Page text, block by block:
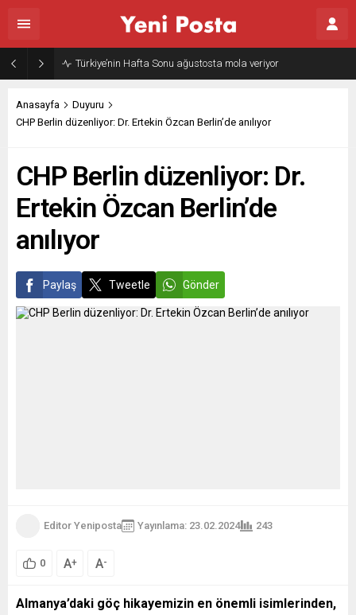
Türkiye’nin Hafta Sonu ağustosta mola veriyor
Anasayfa
Duyuru
CHP Berlin düzenliyor: Dr. Ertekin Özcan Berlin’de anılıyor
CHP Berlin düzenliyor: Dr.
Ertekin Özcan Berlin’de
anılıyor
Paylaş Tweetle Gönder
Editor Yeniposta Yayınlama: 23.02.2024 243
0 A+ A-
Almanya’daki göç hikayemizin en önemli isimlerinden,